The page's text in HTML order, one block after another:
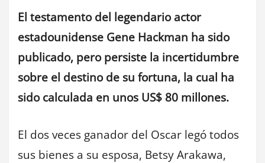
El testamento del legendario actor
estadounidense Gene Hackman ha sido
publicado, pero persiste la incertidumbre
sobre el destino de su fortuna, la cual ha
sido calculada en unos US$ 80 millones.
El dos veces ganador del Oscar legó todos
sus bienes a su esposa, Betsy Arakawa,